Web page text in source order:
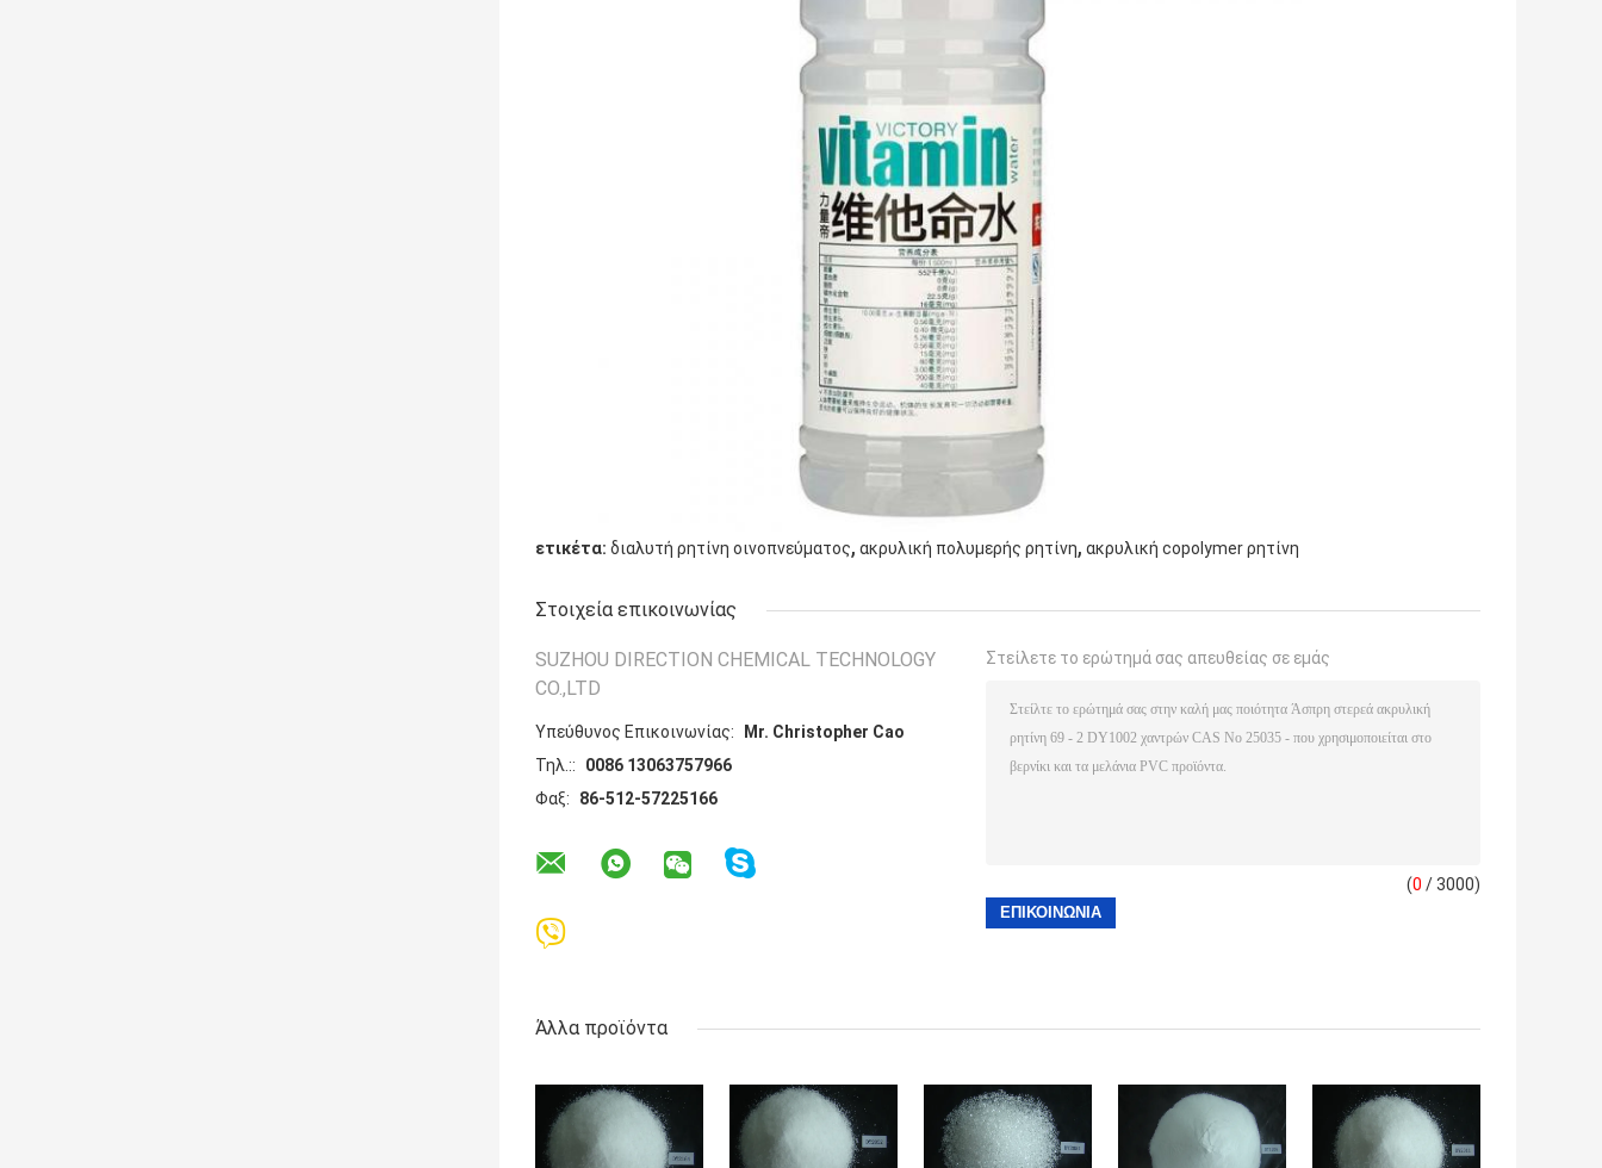
ετικέτα: διαλυτή ρητίνη οινοπνεύματος, ακρυλική πολυμερής ρητίνη, ακρυλική copolymer ρητίνη
Στοιχεία επικοινωνίας
SUZHOU DIRECTION CHEMICAL TECHNOLOGY
CO.,LTD
Υπεύθυνος Επικοινωνίας:
Mr. Christopher Cao
Τηλ.::
0086 13063757966
Φαξ:
86-512-57225166
Στείλετε το ερώτημά σας απευθείας σε εμάς
(0 / 3000)
Άλλα προϊόντα